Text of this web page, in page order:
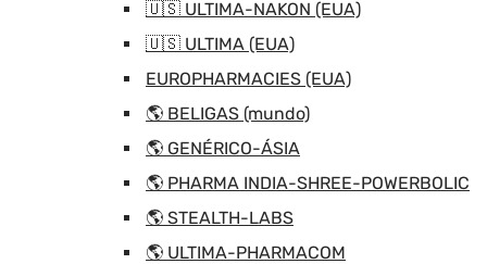
🇺🇸 ULTIMA-NAKON (EUA)
🇺🇸 ULTIMA (EUA)
EUROPHARMACIES (EUA)
🌎 BELIGAS (mundo)
🌎 GENÉRICO-ÁSIA
🌎 PHARMA INDIA-SHREE-POWERBOLIC
🌎 STEALTH-LABS
🌎 ULTIMA-PHARMACOM